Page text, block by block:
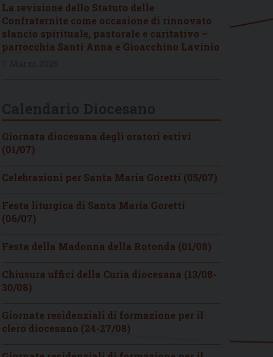
La revisione dello Statuto delle
Confraternite come occasione di rinnovato
slancio spirituale, pastorale e caritativo –
parrocchia Santi Anna e Gioacchino Lavinio
Giornata diocesana degli oratori estivi
(01/07)
Celebrazioni per Santa Maria Goretti (05/07)
Festa liturgica di Santa Maria Goretti
(06/07)
Festa della Madonna della Rotonda (01/08)
Chiusura uffici della Curia diocesana (13/08-
30/08)
Giornate residenziali di formazione per il
clero diocesano (24-27/08)